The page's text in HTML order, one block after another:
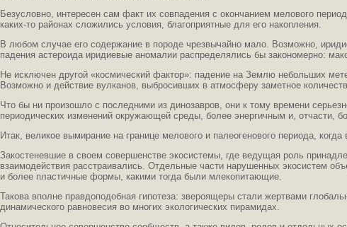
Безусловно, интересен сам факт их совпадения с окончанием мелового
каких-то районах сложились условия, благоприятные для его накопления.
В любом случае его содержание в породе чрезвычайно мало. Возможно,
падения астероида иридиевые аномалии распределялись бы закономерно:
Не исключен другой «космический фактор»: падение на Землю небольших
Возможно и действие вулканов, выбросивших в атмосферу заметное
Что бы ни произошло с последними из динозавров, они к тому времени
периодических изменений окружающей среды, более энергичным и, отчасти,
Итак, великое вымирание на границе мелового и палеогенового периода,
Закостеневшие в своем совершенстве экосистемы, где ведущая роль
взаимодействия расстраивались. Отдельные части нарушенных экосистем
и более пластичные формы, какими тогда были млекопитающие.
Такова вполне правдоподобная гипотеза: звероящеры стали жертвами
динамического равновесия во многих экологических пирамидах.